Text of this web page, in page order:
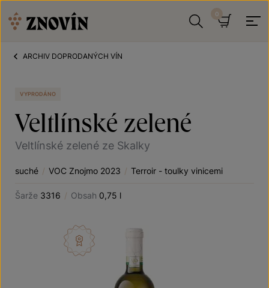
ARCHIV DOPRODANÝCH VÍN
VYPRODÁNO
Veltlínské zelené
Veltlínské zelené ze Skalky
suché / VOC Znojmo 2023 / Terroir - toulky vinicemi
Šarže 3316 / Obsah 0,75 l